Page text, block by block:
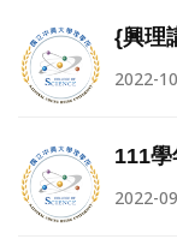
{興理
2022-
111
2022-